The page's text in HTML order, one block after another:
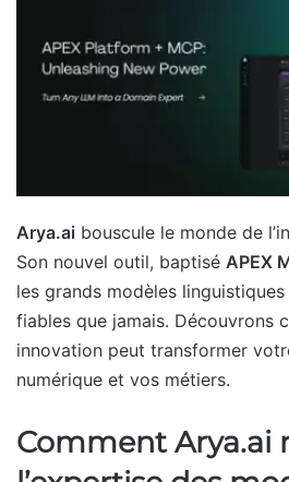
Arya.ai bouscule le monde de
Son nouvel outil, baptisé APEX
les grands modèles
fiables que jamais. Découvrons
innovation peut transformer
numérique et vos métiers.
Comment Arya.ai